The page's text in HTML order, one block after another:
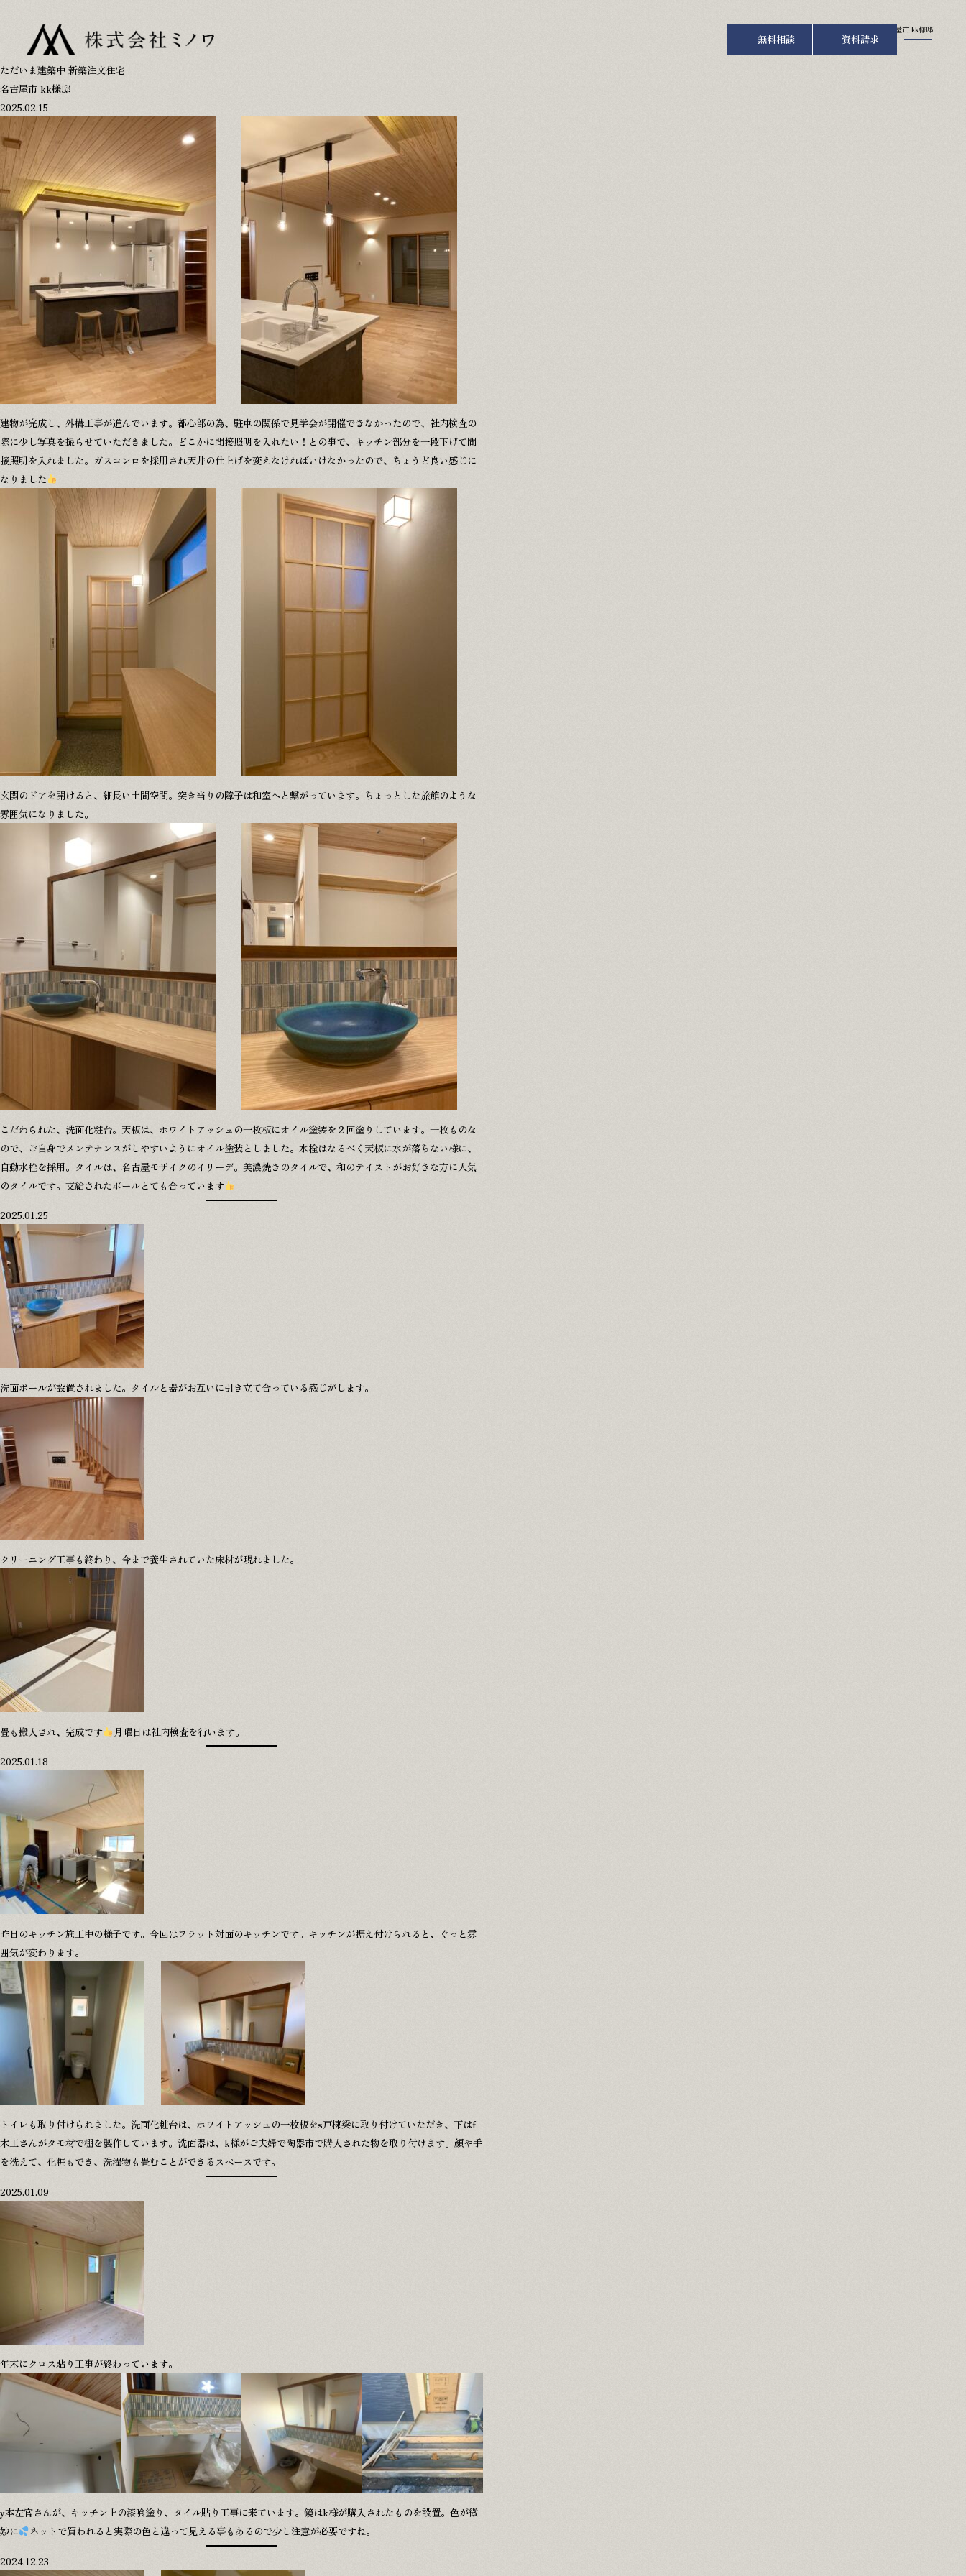
TOP
家づくりのこだわり
施工事例
家づくりの流れ
ミノワブログ
会社概要･スタッフ紹介
プライバシーポリシー
0120-146-372
8:00-18:00
無料相談
本社 〒509-1431 岐阜県加茂郡白川町黒川2478-6 江南営業所 〒483-8043 愛知県江南市江森町南152
© 2025 MINOWA Inc. All rights reserved.
無料相談 資料請求
名古屋市 kk様邸
ただいま建築中 新築注文住宅
名古屋市 kk様邸
2025.02.15
建物が完成し、外構工事が進んでいます。都心部の為、駐車の関係で見学会が開催できなかったので、社内検査の
際に少し写真を撮らせていただきました。どこかに間接照明を入れたい！との事で、キッチン部分を一段下げて間
接照明を入れました。ガスコンロを採用され天井の仕上げを変えなければいけなかったので、ちょうど良い感じに
なりました
玄関のドアを開けると、細長い土間空間。突き当りの障子は和室へと繋がっています。ちょっとした旅館のような
雰囲気になりました。
こだわられた、洗面化粧台。天板は、ホワイトアッシュの一枚板にオイル塗装を２回塗りしています。一枚ものな
ので、ご自身でメンテナンスがしやすいようにオイル塗装としました。水栓はなるべく天板に水が落ちない様に、
自動水栓を採用。タイルは、名古屋モザイクのイリーデ。美濃焼きのタイルで、和のテイストがお好きな方に人気
のタイルです。支給されたボールとても合っています
2025.01.25
洗面ボールが設置されました。タイルと器がお互いに引き立て合っている感じがします。
クリーニング工事も終わり、今まで養生されていた床材が現れました。
畳も搬入され、完成です 月曜日は社内検査を行います。
2025.01.18
昨日のキッチン施工中の様子です。今回はフラット対面のキッチンです。キッチンが据え付けられると、ぐっと雰
囲気が変わります。
トイレも取り付けられました。洗面化粧台は、ホワイトアッシュの一枚板をs戸棟梁に取り付けていただき、下はf
木工さんがタモ材で棚を製作しています。洗面器は、k様がご夫婦で陶器市で購入された物を取り付けます。顔や手
を洗えて、化粧もでき、洗濯物も畳むことができるスペースです。
2025.01.09
年末にクロス貼り工事が終わっています。
y本左官さんが、キッチン上の漆喰塗り、タイル貼り工事に来ています。鏡はk様が購入されたものを設置。色が微
妙に
ネットで買われると実際の色と違って見える事もあるので少し注意が必要ですね。
2024.12.23